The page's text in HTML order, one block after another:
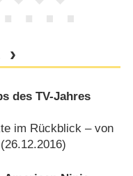
des TV-Jahres
im Rückblick – von
26.12.2016)